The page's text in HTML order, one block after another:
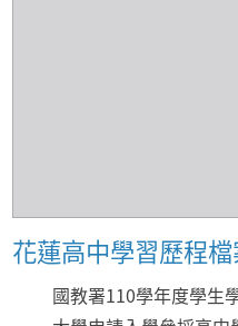
花蓮高中學習歷程
國教署110學年度學生